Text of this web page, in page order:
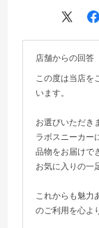
店舗からの回答
この度は当店を
います。
お選びいただき
ラボスニーカー
品物をお届けで
お気に入りの一
これからも魅力
のご利用を心よ